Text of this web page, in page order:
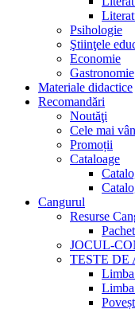
Psihologie
Ştiinţele
Economie
Gastronomie
Materiale didactice
Recomandări
Noutăţi
Cele mai
Promoții
Cataloage
Cangurul
Resurse
JOCUL-
TESTE
Limba